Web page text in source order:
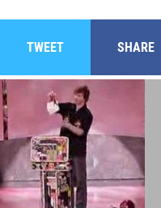
TWEET SHARE